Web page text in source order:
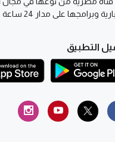
وبرامجها على مدار 24 ساعة
التطبيق